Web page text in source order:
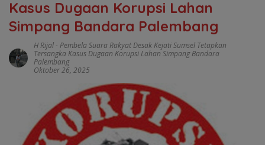
Kasus Dugaan Korupsi Lahan
Simpang Bandara Palembang
H Rijal- Pembela Suara Rakyat Desak Kejati Sumsel Tetapkan
Tersangka Kasus Dugaan Korupsi Lahan Simpang Bandara
Palembang
Oktober 26, 2025